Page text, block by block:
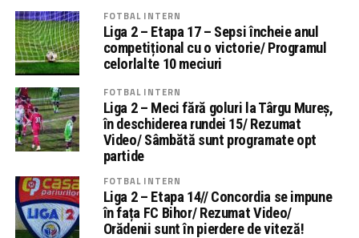
FOTBAL INTERN
Liga 2 – Etapa 17 – Sepsi încheie anul
competițional cu o victorie/ Programul
celorlalte 10 meciuri
FOTBAL INTERN
Liga 2 – Meci fără goluri la Târgu Mureș,
în deschiderea rundei 15/ Rezumat
Video/ Sâmbătă sunt programate opt
partide
FOTBAL INTERN
Liga 2 – Etapa 14// Concordia se impune
în fața FC Bihor/ Rezumat Video/
Orădenii sunt în pierdere de viteză!